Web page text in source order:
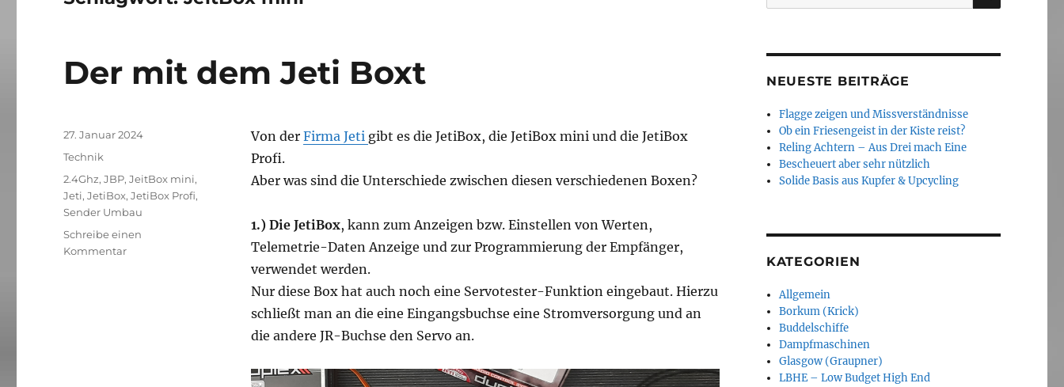
Der mit dem Jeti Boxt
Von der Firma Jeti gibt es die JetiBox, die JetiBox mini und die JetiBox
Profi.
Aber was sind die Unterschiede zwischen diesen verschiedenen Boxen?
1.) Die JetiBox, kann zum Anzeigen bzw. Einstellen von Werten,
Telemetrie-Daten Anzeige und zur Programmierung der Empfänger,
verwendet werden.
Nur diese Box hat auch noch eine Servotester-Funktion eingebaut. Hierzu
schließt man an die eine Eingangsbuchse eine Stromversorgung und an
die andere JR-Buchse den Servo an.
Veröffentlicht
am
27. Januar 2024
Kategorien
Technik
Schlagwörter
2.4Ghz,JBP,JeitBox mini,
Jeti,JetiBox,JetiBox Profi,
Sender Umbau
Schreibe einen
Kommentarzu
nach:
NEUESTE BEITRÄGE
Flagge zeigen und Missverständnisse
Ob ein Friesengeist in der Kiste reist?
Reling Achtern – Aus Drei mach Eine
Bescheuert aber sehr nützlich
Solide Basis aus Kupfer & Upcycling
KATEGORIEN
Allgemein
Borkum (Krick)
Buddelschiffe
Dampfmaschinen
Glasgow (Graupner)
LBHE – Low Budget High End